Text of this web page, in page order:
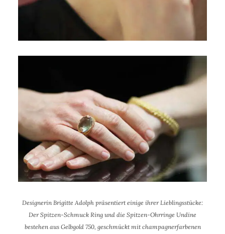
Designerin Brigitte Adolph präsentiert einige ihrer Lieblingsstücke:
Der Spitzen-Schmuck Ring und die Spitzen-Ohrringe Undine
bestehen aus Gelbgold 750, geschmückt mit champagnerfarbenen